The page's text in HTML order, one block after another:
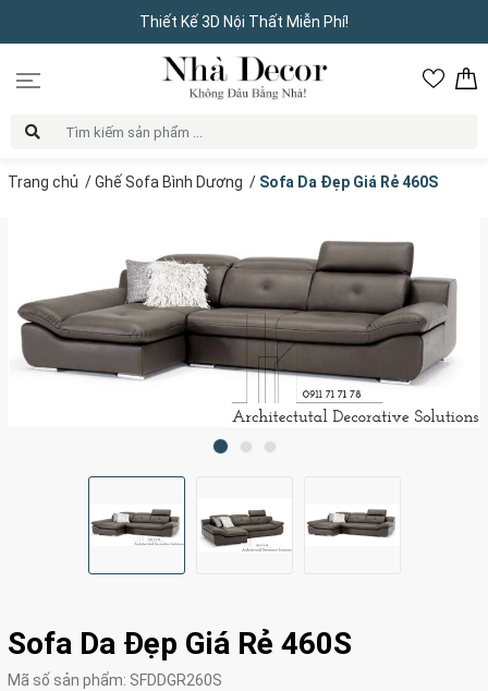
Thiết Kế 3D Nội Thất Miễn Phí!
Trang chủ /Ghế Sofa Bình Dương / Sofa Da Đẹp Giá Rẻ 460S
Sofa Da Đẹp Giá Rẻ 460S
Mã số sản phẩm: SFDDGR260S